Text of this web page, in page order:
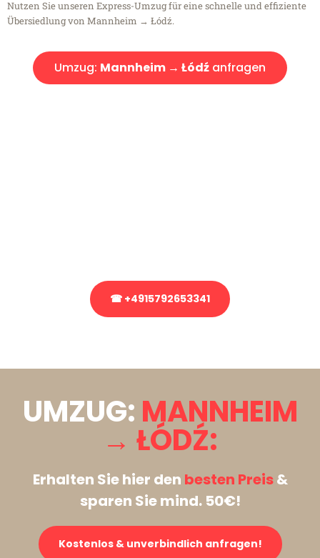
Nutzen Sie unseren Express-Umzug für eine schnelle und effiziente
Übersiedlung von Mannheim → Łódź.
Umzug: Mannheim → Łódź anfragen
☎ +4915792653341
UMZUG: MANNHEIM
→ ŁÓDŹ:
Erhalten Sie hier den besten Preis&
sparen Sie mind. 50€!
Kostenlos & unverbindlich anfragen!